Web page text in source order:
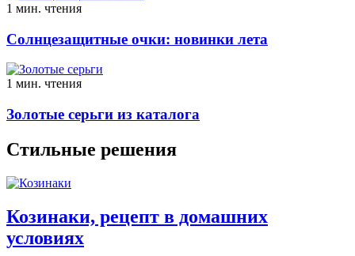
1 мин. чтения
Солнцезащитные очки: новинки лета
1 мин. чтения
Золотые серьги из каталога
Стильные решения
Козинаки, рецепт в домашних
условиях